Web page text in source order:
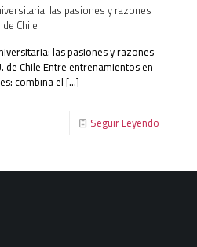
las pasiones y razones
Chile
las pasiones y razones
de Chile Entre entrenamientos en
combina el[…]
Seguir Leyendo